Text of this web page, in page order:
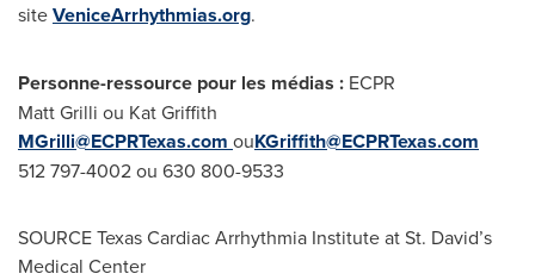
siteVeniceArrhythmias.org.
Personne-ressource pour les médias : ECPR
Matt Grilli ou Kat Griffith
MGrilli@ECPRTexas.com ouKGriffith@ECPRTexas.com
512 797-4002 ou 630 800-9533
SOURCE Texas Cardiac Arrhythmia Institute at St. David’s
Medical Center